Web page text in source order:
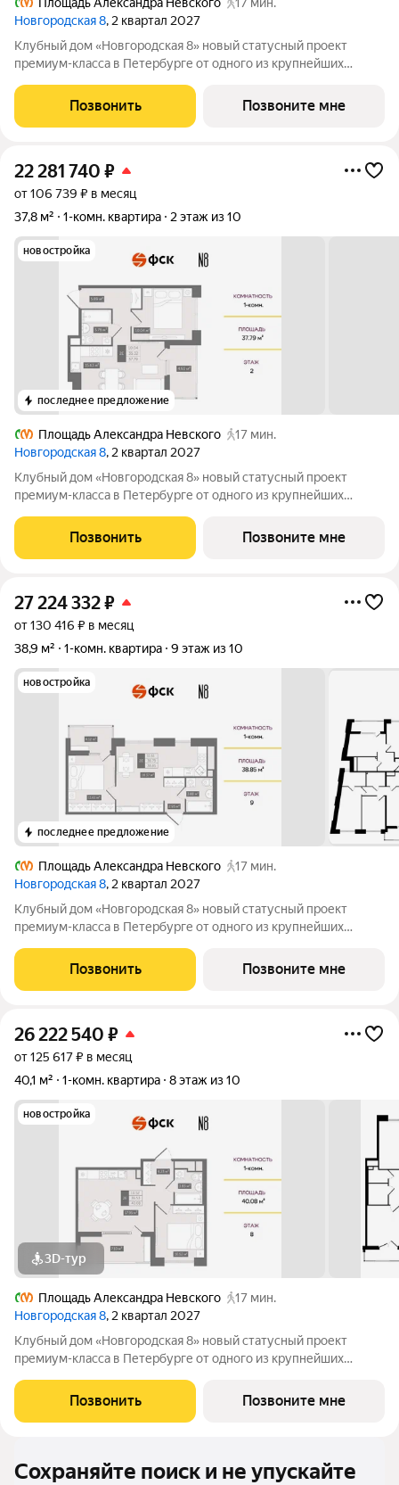
Новгородская 8, 2 квартал 2027
Клубный дом «Новгородская 8» новый статусный проект
премиум-класса в Петербурге от одного из крупнейших
Новгородской улице в районе со сложившейся
инфраструктурой, в непосредственной близости
Позвонить Позвоните мне
22 281 740 ₽
от 106 739 ₽ в месяц
37,8 м²
1-комн. квартира 2 этаж из 10
новостройка
последнее предложение
Площадь Александра Невского
17 мин.
Новгородская 8, 2 квартал 2027
Клубный дом «Новгородская 8» новый статусный проект
премиум-класса в Петербурге от одного из крупнейших
Новгородской улице в районе со сложившейся
инфраструктурой, в непосредственной близости
Позвонить Позвоните мне
27 224 332₽
от 130 416 ₽ в месяц
38,9 м²
1-комн. квартира 9 этаж из 10
новостройка
последнее предложение
Площадь Александра Невского
17 мин.
Новгородская 8, 2 квартал 2027
Клубный дом «Новгородская 8» новый статусный проект
премиум-класса в Петербурге от одного из крупнейших
Новгородской улице в районе со сложившейся
инфраструктурой, в непосредственной близости
Позвонить Позвоните мне
26 222 540 ₽
от 125 617 ₽ в месяц
40,1 м²
1-комн. квартира 8 этаж из 10
новостройка
3D-тур
Площадь Александра Невского
17 мин.
Новгородская 8, 2 квартал 2027
Клубный дом «Новгородская 8» новый статусный проект
премиум-класса в Петербурге от одного из крупнейших
Новгородской улице в районе со сложившейся
инфраструктурой, в непосредственной близости
Позвонить Позвоните мне
Сохраняйте поиск и не упускайте